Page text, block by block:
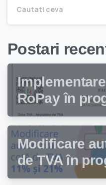
Postari
RoPay în
facturare
Modificare
de TVA în
facturare